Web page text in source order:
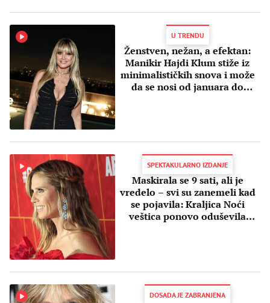
U TRENDU
Ženstven, nežan, a efektan:
Manikir Hajdi Klum stiže iz
minimalističkih snova i može
da se nosi od januara do
SPEKTAKULARNO IZDANJE
Maskirala se 9 sati, ali je
vredelo – svi su zanemeli kad
se pojavila: Kraljica Noći
veštica ponovo oduševila
DOSADA JE ZABRANJENA